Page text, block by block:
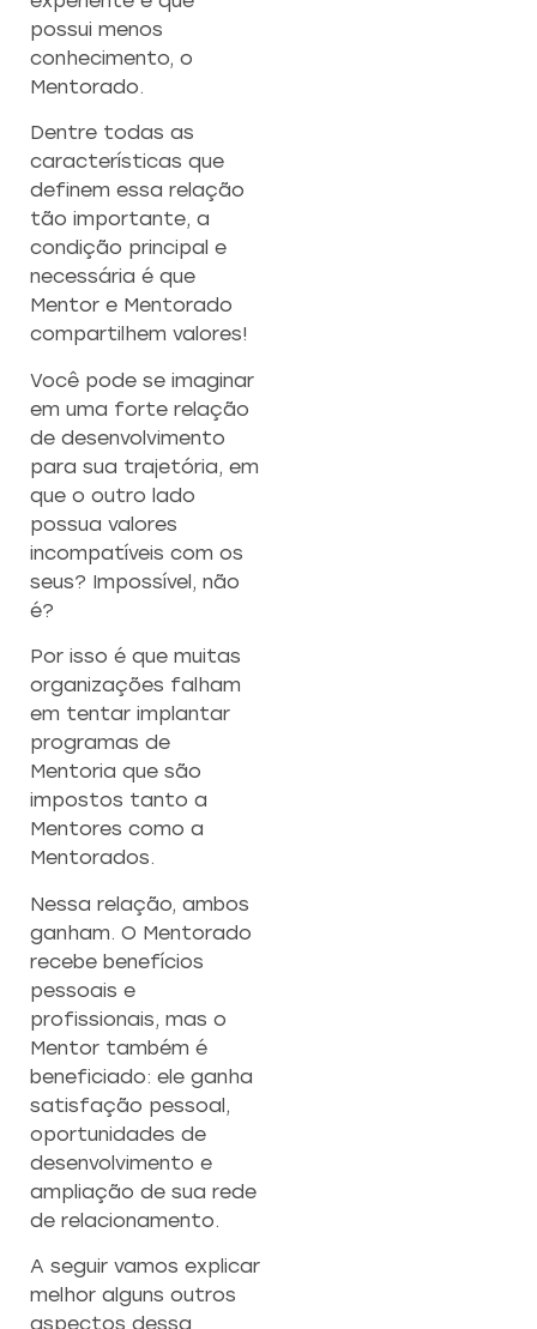
possui menos
conhecimento, o
Mentorado.
Dentre todas as
características que
definem essa relação
tão importante, a
condição principal e
necessária é que
Mentor e Mentorado
compartilhem valores!
Você pode se imaginar
em uma forte relação
de desenvolvimento
para sua trajetória, em
que o outro lado
possua valores
incompatíveis com os
seus? Impossível, não
é?
Por isso é que muitas
organizações falham
em tentar implantar
programas de
Mentoria que são
impostos tanto a
Mentores como a
Mentorados.
Nessa relação, ambos
ganham. O Mentorado
recebe benefícios
pessoais e
profissionais, mas o
Mentor também é
beneficiado: ele ganha
satisfação pessoal,
oportunidades de
desenvolvimento e
ampliação de sua rede
de relacionamento.
A seguir vamos explicar
melhor alguns outros
aspectos dessa